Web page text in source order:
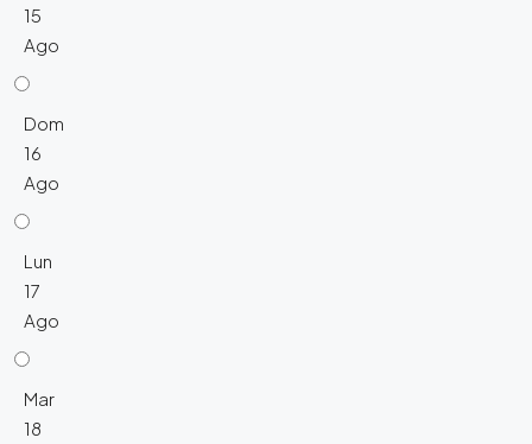
15
Ago
Dom
16
Ago
Lun
17
Ago
Mar
18